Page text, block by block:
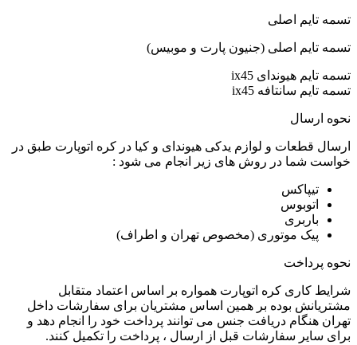
تسمه تایم اصلی
تسمه تایم اصلی (جنیون پارت و موبیس)
تسمه تایم هیوندای ix45
تسمه تایم سانتافه ix45
نحوه ارسال
ارسال قطعات و لوازم یدکی هیوندای و کیا در کره اتوپارت طبق در
خواست شما در روش های زیر انجام می شود :
تیپاکس
اتوبوس
باربری
پیک موتوری (مخصوص تهران و اطراف)
نحوه پرداخت
شرایط کاری کره اتوپارت همواره بر اساس اعتماد متقابل
مشتریانش بوده بر همین اساس مشتریان برای سفارشات داخل
تهران هنگام دریافت جنس می توانند پرداخت خود را انجام دهد و
برای سایر سفارشات قبل از ارسال ، پرداخت را تکمیل کنند.